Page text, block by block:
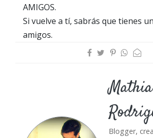
AMIGOS.
Si vuelve a tí, sabrás que tienes
amigos.
Blogger,